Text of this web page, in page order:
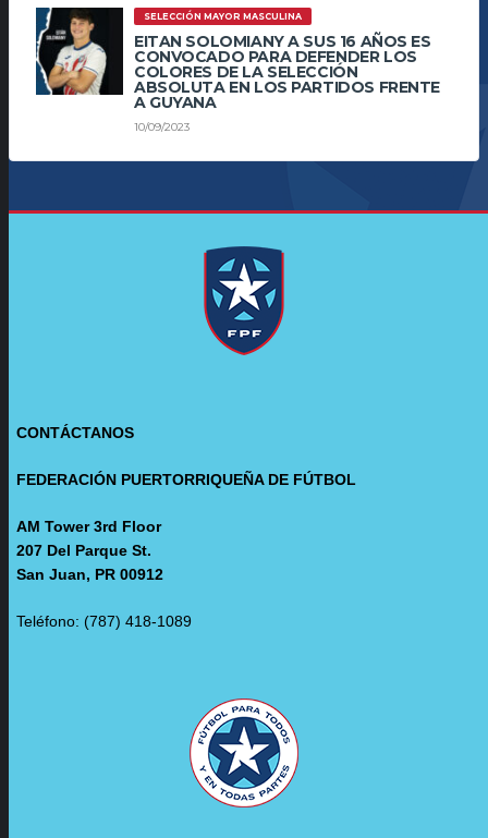
SELECCIÓN MAYOR MASCULINA
EITAN SOLOMIANY A SUS 16 AÑOS ES
CONVOCADO PARA DEFENDER LOS
COLORES DE LA SELECCIÓN
ABSOLUTA EN LOS PARTIDOS FRENTE
A GUYANA
10/09/2023
CONTÁCTANOS
FEDERACIÓN PUERTORRIQUEÑA DE FÚTBOL
AM Tower 3rd Floor
207 Del Parque St.
San Juan, PR 00912
Teléfono: (787) 418-1089